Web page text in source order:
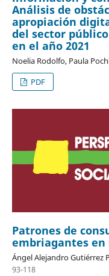
Análisis de
apropiación
del sector
en el año 2021
Noelia Rodolfo, Paula
PDF
Patrones de
embriagantes en
Ángel Alejandro Gutiérrez
93-118